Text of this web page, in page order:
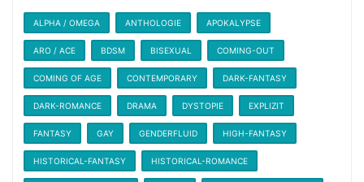
ALPHA / OMEGA ANTHOLOGIE APOKALYPSE
ARO / ACE BDSM BISEXUAL COMING-OUT
COMING OF AGE CONTEMPORARY DARK-FANTASY
DARK-ROMANCE DRAMA DYSTOPIE EXPLIZIT
FANTASY GAY GENDERFLUID HIGH-FANTASY
HISTORICAL-FANTASY HISTORICAL-ROMANCE